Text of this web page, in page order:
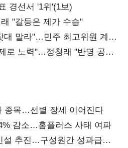
경선서 '1위'(1보)
"갈등은 제가 수습"
대 말라"…민주 최고위원 계파
로 노력"…정청래 "반명 공세
종목…선별 장세 이어진다
감소…홈플러스 사태 여파
설 추진…구성원간 성과급